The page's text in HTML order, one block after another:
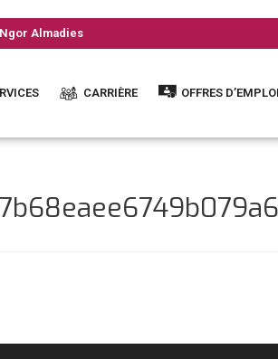
Ngor Almadies
CARRIÈRE OFFRES